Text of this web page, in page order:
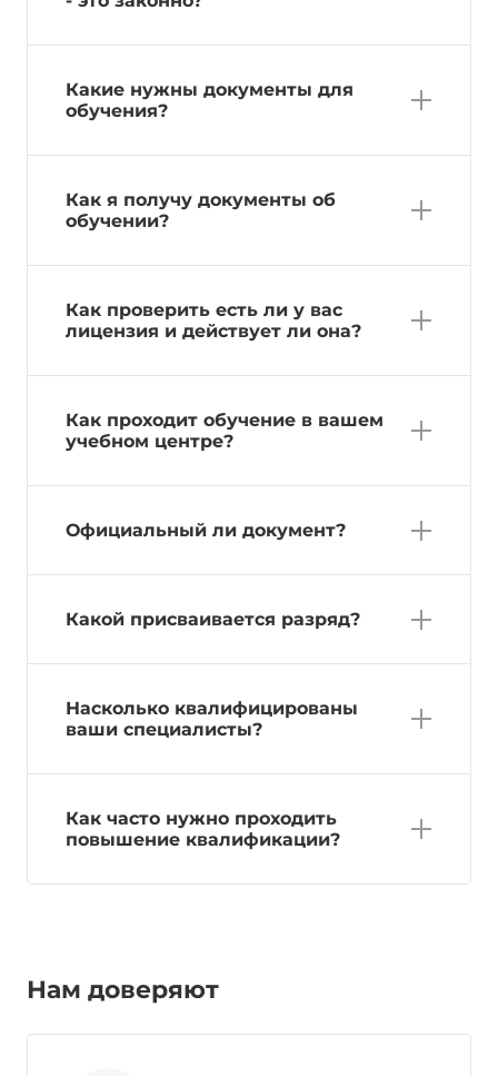
Какие нужны документы для
обучения?
Как я получу документы об
обучении?
Как проверить есть ли у вас
лицензия и действует ли она?
Как проходит обучение в вашем
учебном центре?
Официальный ли документ?
Какой присваивается разряд?
Насколько квалифицированы
ваши специалисты?
Как часто нужно проходить
повышение квалификации?
Нам доверяют